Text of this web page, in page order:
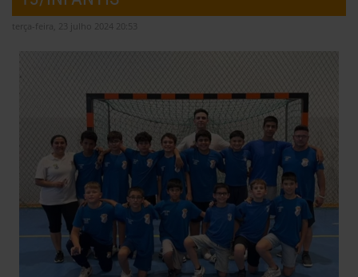
terça-feira, 23 julho 2024 20:53